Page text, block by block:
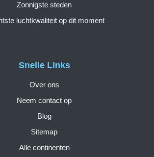
Snelle Links
Over ons
Neem contact op
Blog
Sitemap
Alle continenten
Zonnigste steden
luchtkwaliteit op dit moment